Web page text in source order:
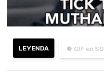
● GIF en SD
LEYENDA